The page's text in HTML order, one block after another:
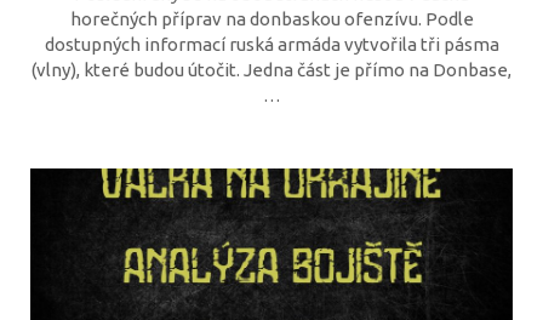
horečných příprav na donbaskou ofenzívu. Podle
dostupných informací ruská armáda vytvořila tři pásma
(vlny), které budou útočit. Jedna část je přímo na Donbase,
…